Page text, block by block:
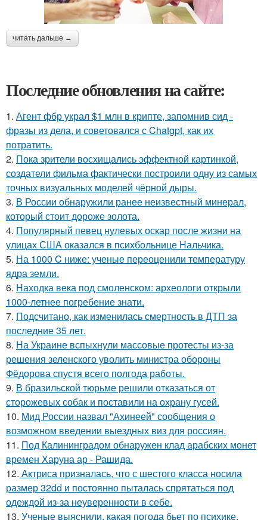
читать дальше →
Последние обновления на сайте:
1. Агент фбр украл $1 млн в крипте, запомнив сид -
фразы из дела, и советовался с Chatgpt, как их
потратить.
2. Пока зрители восхищались эффектной картинкой,
создатели фильма фактически построили одну из самых
точных визуальных моделей чёрной дыры.
3. В России обнаружили ранее неизвестный минерал,
который стоит дороже золота.
4. Популярный певец нулевых оскар после жизни на
улицах США оказался в психбольнице Нальчика.
5. На 1000 C ниже: ученые переоценили температуру
ядра земли.
6. Находка века под смоленском: археологи открыли
1000-летнее погребение знати.
7. Подсчитано, как изменилась смертность в ДТП за
последние 35 лет.
8. На Украине вспыхнули массовые протесты из-за
решения зеленского уволить министра обороны
Фёдорова спустя всего полгода работы.
9. В бразильской тюрьме решили отказаться от
сторожевых собак и поставили на охрану гусей.
10. Мид России назвал "Ахинеей" сообщения о
возможном введении выездных виз для россиян.
11. Под Калининградом обнаружен клад арабских монет
времен Харуна ар - Рашида.
12. Актриса призналась, что с шестого класса носила
размер 32dd и постоянно пыталась спрятаться под
одеждой из-за неуверенности в себе.
13. Ученые выяснили, какая погода бьет по психике.